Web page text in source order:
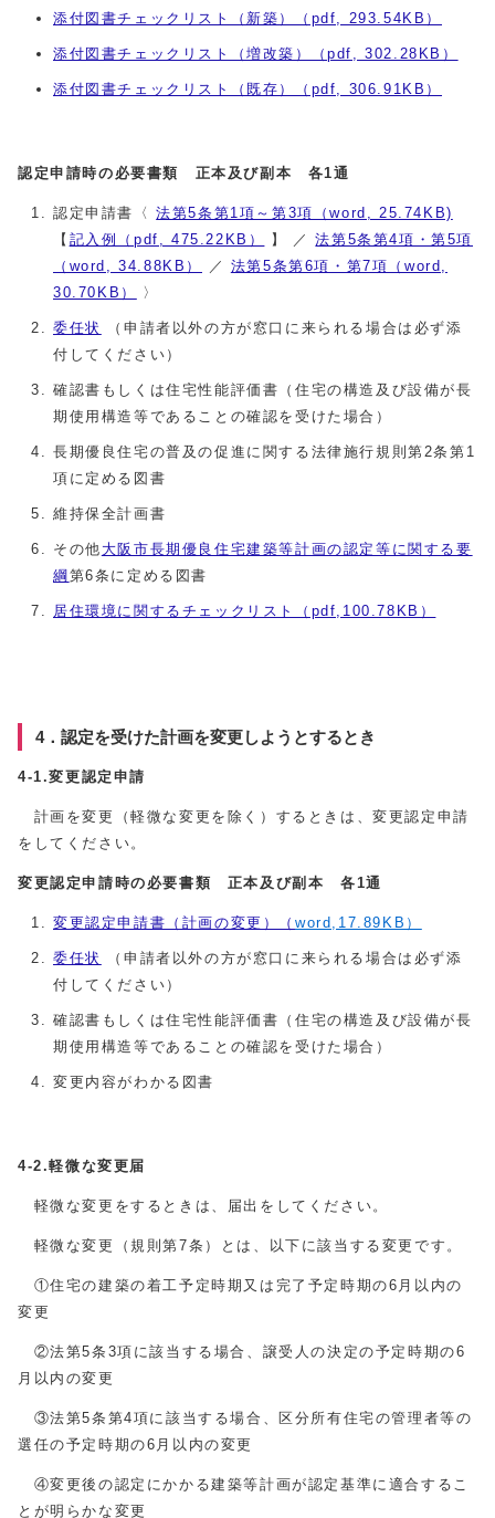
添付図書チェックリスト（新築）（pdf, 293.54KB）
添付図書チェックリスト（増改築）（pdf, 302.28KB）
添付図書チェックリスト（既存）（pdf, 306.91KB）
認定申請時の必要書類 正本及び副本 各1通
認定申請書〈法第5条第1項～第3項（word, 25.74KB)
【 記入例（pdf, 475.22KB） 】 ／法第5条第4項・第5項
（word, 34.88KB）
／ 法第5条第6項・第7項（word,
30.70KB）
〉
委任状
（申請者以外の方が窓口に来られる場合は必ず添
付してください）
確認書もしくは住宅性能評価書（住宅の構造及び設備が長
期使用構造等であることの確認を受けた場合）
長期優良住宅の普及の促進に関する法律施行規則第2条第1
項に定める図書
維持保全計画書
その他 大阪市長期優良住宅建築等計画の認定等に関する要
綱第6条に定める図書
居住環境に関するチェックリスト（pdf,100.78KB）
4．認定を受けた計画を変更しようとするとき
4-1.変更認定申請
計画を変更（軽微な変更を除く）するときは、変更認定申請
をしてください。
変更認定申請時の必要書類 正本及び副本 各1通
変更認定申請書（計画の変更）（ word,17.89KB）
委任状
（申請者以外の方が窓口に来られる場合は必ず添
付してください）
確認書もしくは住宅性能評価書（住宅の構造及び設備が長
期使用構造等であることの確認を受けた場合）
変更内容がわかる図書
4-2.軽微な変更届
軽微な変更をするときは、届出をしてください。
軽微な変更（規則第7条）とは、以下に該当する変更です。
①住宅の建築の着工予定時期又は完了予定時期の6月以内の
変更
②法第5条3項に該当する場合、譲受人の決定の予定時期の6
月以内の変更
③法第5条第4項に該当する場合、区分所有住宅の管理者等の
選任の予定時期の6月以内の変更
④変更後の認定にかかる建築等計画が認定基準に適合するこ
とが明らかな変更